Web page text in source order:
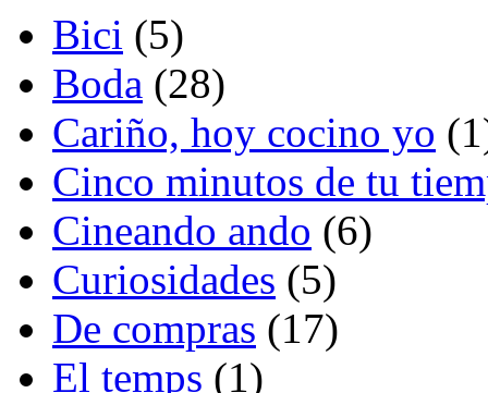
Bici (5)
Boda (28)
Cariño, hoy cocino yo
Cinco minutos de tu
Cineando ando (6)
Curiosidades (5)
De compras (17)
El temps (1)